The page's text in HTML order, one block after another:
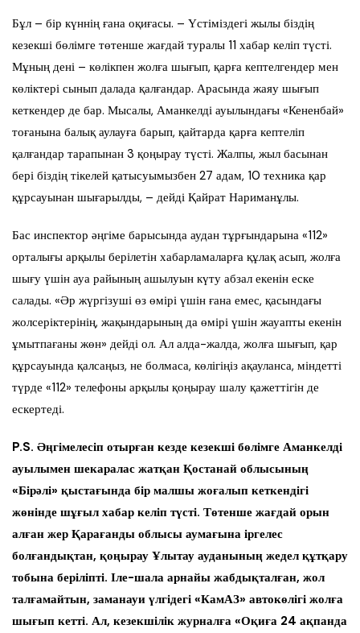
Бұл – бір күннің ғана оқиғасы. – Үстіміздегі жылы біздің
кезекші бөлімге төтенше жағдай туралы 11 хабар келіп түсті.
Мұның дені – көлікпен жолға шығып, қарға кептелгендер мен
көліктері сынып далада қалғандар. Арасында жаяу шығып
кеткендер де бар. Мысалы, Аманкелді ауылындағы «Кененбай»
тоғанына балық аулауға барып, қайтарда қарға кептеліп
қалғандар тарапынан 3 қоңырау түсті. Жалпы, жыл басынан
бері біздің тікелей қатысуымызбен 27 адам, 10 техника қар
құрсауынан шығарылды, – дейді Қайрат Нариманұлы.
Бас инспектор әңгіме барысында аудан тұрғындарына «112»
орталығы арқылы берілетін хабарламаларға құлақ асып, жолға
шығу үшін ауа райының ашылуын күту абзал екенін еске
салады. «Әр жүргізуші өз өмірі үшін ғана емес, қасындағы
жолсеріктерінің, жақындарының да өмірі үшін жауапты екенін
ұмытпағаны жөн» дейді ол. Ал алда-жалда, жолға шығып, қар
құрсауында қалсаңыз, не болмаса, көлігіңіз ақауланса, міндетті
түрде «112» телефоны арқылы қоңырау шалу қажеттігін де
ескертеді.
P.S. Әңгімелесіп отырған кезде кезекші бөлімге Аманкелді
ауылымен шекаралас жатқан Қостанай облысының
«Бірәлі» қыстағында бір малшы жоғалып кеткендігі
жөнінде шұғыл хабар келіп түсті. Төтенше жағдай орын
алған жер Қарағанды облысы аумағына іргелес
болғандықтан, қоңырау Ұлытау ауданының жедел құтқару
тобына беріліпті. Іле-шала арнайы жабдықталған, жол
талғамайтын, заманауи үлгідегі «КамАЗ» автокөлігі жолға
шығып кетті. Ал, кезекшілік журналға «Оқиға 24 ақпанда